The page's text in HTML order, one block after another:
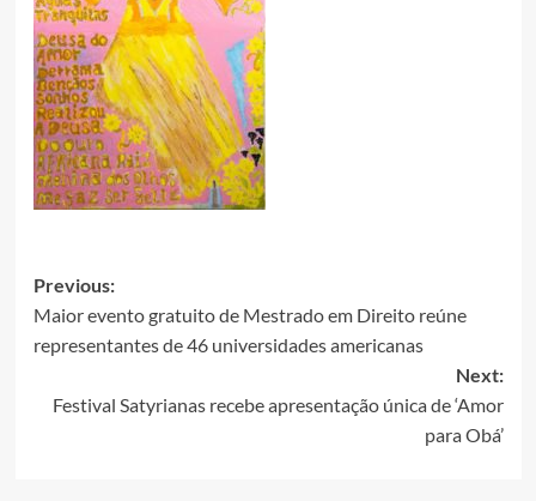
Post
navigation
Previous:
Maior evento gratuito de Mestrado em Direito reúne
representantes de 46 universidades americanas
Next:
Festival Satyrianas recebe apresentação única de ‘Amor
para Obá’